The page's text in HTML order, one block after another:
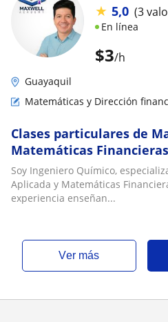
$3/h
★ 5,0 (3
En línea
Guayaquil
Matemáticas y Dirección
Clases particulares de
Matemáticas
Finanzas en línea y a
Soy Ingeniero Químico,
Aplicada y Matemáticas
experiencia enseñan...
ver más